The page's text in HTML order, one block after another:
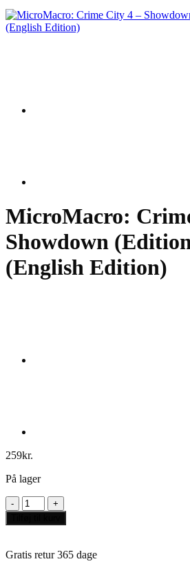
MicroMacro:
Showdown
(English Edition)
259kr.
På lager
MicroMacro:
Crime
City
–
Gratis retur 365 dage